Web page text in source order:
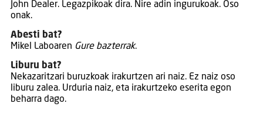
John Dealer. Legazpikoak dira. Nire adin ingurukoak. Oso
onak.
Abesti bat?
Mikel Laboaren Gure bazterrak.
Liburu bat?
Nekazaritzari buruzkoak irakurtzen ari naiz. Ez naiz oso
liburu zalea. Urduria naiz, eta irakurtzeko eserita egon
beharra dago.